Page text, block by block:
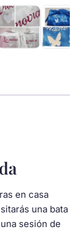
en casa
una bata
sesión de